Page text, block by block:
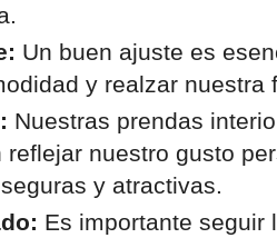
Un buen ajuste es
y realzar nuestra
Nuestras prendas
reflejar nuestro gusto
y atractivas.
Es importante seguir